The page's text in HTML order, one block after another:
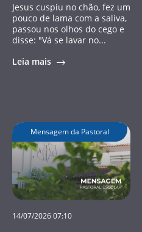
Jesus cuspiu no chão, fez um
pouco de lama com a saliva,
passou nos olhos do cego e
disse: "Vá se lavar no...
Leia mais
Mensagem da Pastoral
14/07/2026 07:10